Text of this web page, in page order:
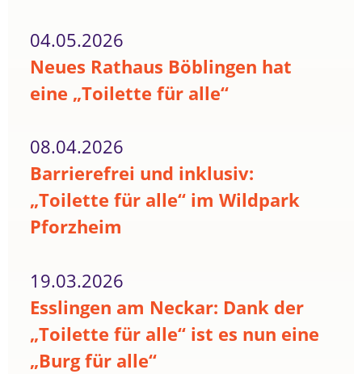
04.05.2026
Neues Rathaus Böblingen hat
eine „Toilette für alle“
08.04.2026
Barrierefrei und inklusiv:
„Toilette für alle“ im Wildpark
Pforzheim
19.03.2026
Esslingen am Neckar: Dank der
„Toilette für alle“ ist es nun eine
„Burg für alle“